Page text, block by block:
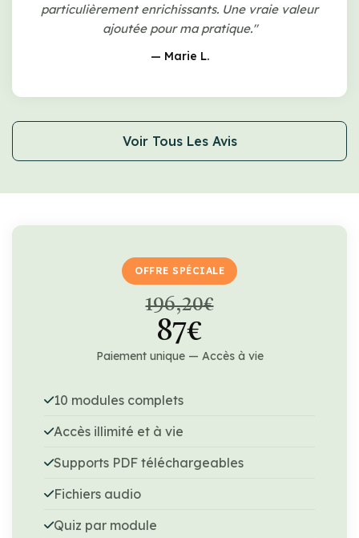
particulièrement enrichissants. Une vraie valeur
ajoutée pour ma pratique."
— Marie L.
Voir Tous Les Avis
OFFRE SPÉCIALE
196,20€
87€
Paiement unique — Accès à vie
10 modules complets
Accès illimité et à vie
Supports PDF téléchargeables
Fichiers audio
Quiz par module